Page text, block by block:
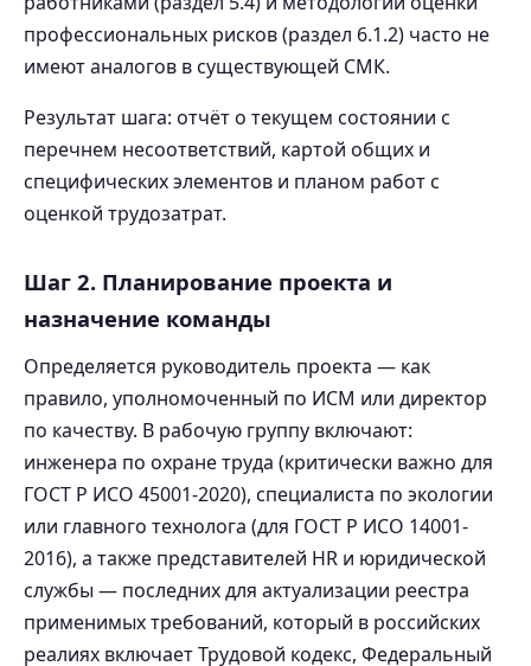
профессиональных рисков (раздел 6.1.2) часто не
имеют аналогов в существующей СМК.
Результат шага: отчёт о текущем состоянии с
перечнем несоответствий, картой общих и
специфических элементов и планом работ с
оценкой трудозатрат.
Шаг 2. Планирование проекта и
назначение команды
Определяется руководитель проекта — как
правило, уполномоченный по ИСМ или директор
по качеству. В рабочую группу включают:
инженера по охране труда (критически важно для
ГОСТ Р ИСО 45001-2020), специалиста по экологии
или главного технолога (для ГОСТ Р ИСО 14001-
2016), а также представителей HR и юридической
службы — последних для актуализации реестра
применимых требований, который в российских
реалиях включает Трудовой кодекс, Федеральный